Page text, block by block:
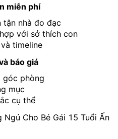
miễn phí
nhà đo đạc
với sở thích con
timeline
báo giá
góc phòng
mục
cụ thể